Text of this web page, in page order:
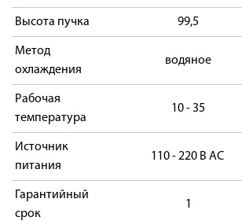
Высота пучка 99,5
Метод
охлаждения
водяное
Рабочая
температура
10 - 35
Источник
питания
110 - 220 В AC
Гарантийный
срок
1